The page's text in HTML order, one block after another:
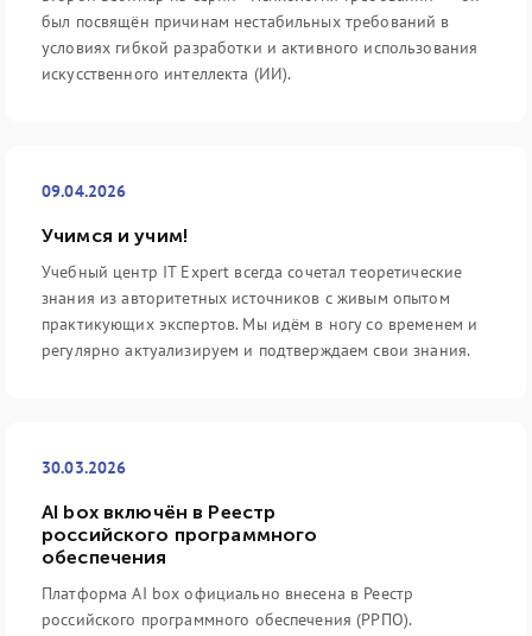
был посвящён причинам нестабильных требований в
условиях гибкой разработки и активного использования
искусственного интеллекта (ИИ).
09.04.2026
Учимся и учим!
Учебный центр IT Expert всегда сочетал теоретические
знания из авторитетных источников с живым опытом
практикующих экспертов. Мы идём в ногу со временем и
регулярно актуализируем и подтверждаем свои знания.
30.03.2026
AI box включён в Реестр
российского программного
обеспечения
Платформа AI box официально внесена в Реестр
российского программного обеспечения (РРПО).